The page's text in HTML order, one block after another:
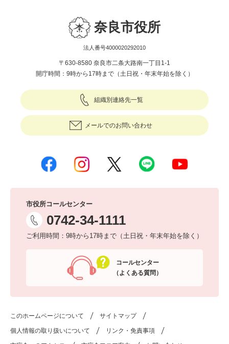
奈良市役所
法人番号4000020292010
〒630-8580 奈良市二条大路南一丁目1-1
開庁時間：9時から17時まで（土日祝・年末年始を除く）
組織別連絡先一覧
メールでのお問い合わせ
市役所コールセンター
0742-34-1111
ご利用時間：9時から17時まで（土日祝・年末年始を除く）
コールセンター
（よくある質問）
このホームページについて サイトマップ
個人情報の取り扱いについて リンク・免責事項